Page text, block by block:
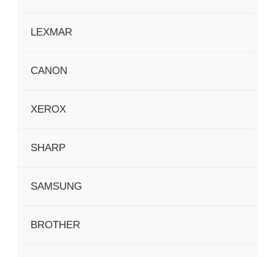
LEXMAR
CANON
XEROX
SHARP
SAMSUNG
BROTHER